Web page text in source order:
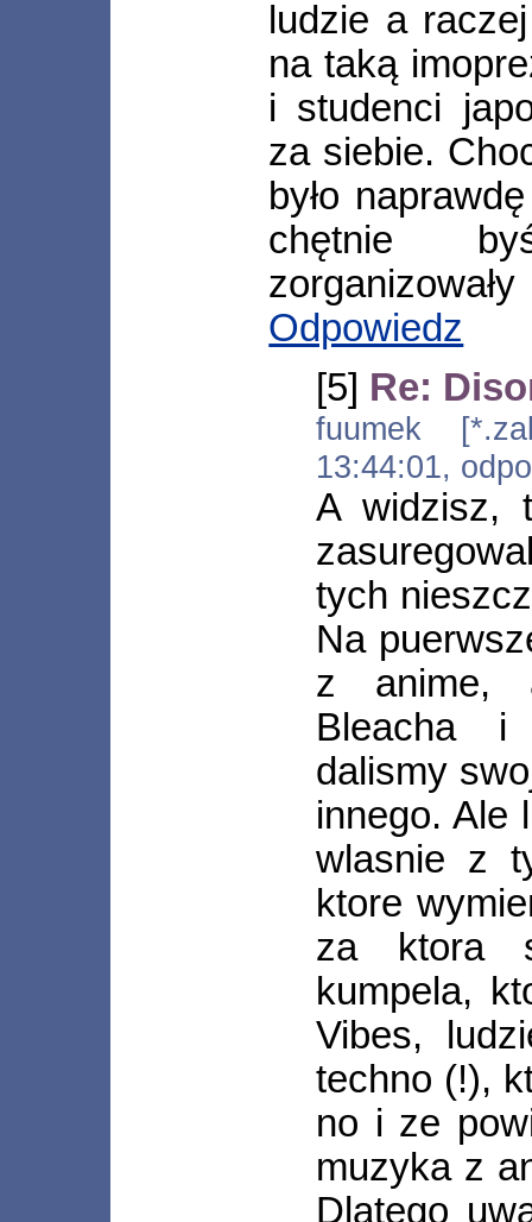
ludzie a
na taką
i studenci
za siebie.
było
chętnie
zorganizowały
Odpowiedz
[5] Re:
fuumek
13:44:01,
A widzisz,
tych
Na
z anime,
Bleacha i
dalismy
innego. Ale
wlasnie z
ktore
za ktora
kumpela,
Vibes,
techno (!),
no i ze
muzyka z
Dlatego